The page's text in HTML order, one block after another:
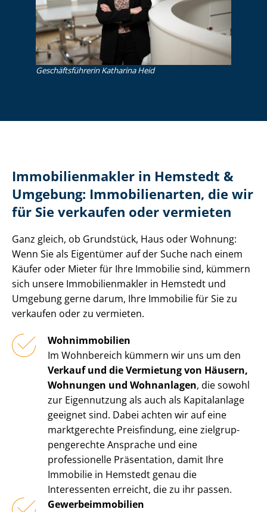
Ge­schäfts­füh­re­rin Katharina Heid
Im­mo­bi­li­en­mak­ler in Hemstedt &
Umgebung: Immobilienarten, die wir
für Sie verkaufen oder vermieten
Ganz gleich, ob Grundstück, Haus oder Wohnung:
Wenn Sie als Eigentümer auf der Suche nach einem
Käufer oder Mieter für Ihre Immobilie sind, kümmern
sich unsere Im­mo­bi­li­en­mak­ler in Hemstedt und
Umgebung gerne darum, Ihre Immobilie für Sie zu
verkaufen oder zu vermieten.
Wohnimmobilien
Im Wohnbereich kümmern wir uns um den
Verkauf und die Vermietung von Häusern,
Wohnungen und Wohnanlagen, die sowohl
zur Eigennutzung als auch als Kapitalanlage
geeignet sind. Dabei achten wir auf eine
marktgerechte Preisfindung, eine ziel­grup­
pen­ge­rech­te Ansprache und eine
professionelle Präsentation, damit Ihre
Immobilie in Hemstedt genau die
Interessenten erreicht, die zu ihr passen.
Ge­wer­be­im­mo­bi­li­en